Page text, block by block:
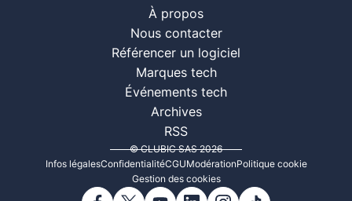
À propos
Nous contacter
Référencer un logiciel
Marques tech
Événements tech
Archives
RSS
© CLUBIC SAS 2026
Infos légalesConfidentialitéCGUModérationPolitique cookie
Gestion des cookies